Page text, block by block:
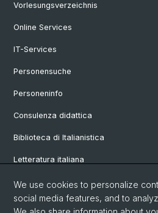
Vorlesungsverzeichnis
Online Services
IT-Services
Personensuche
Personeninfo
Consulenza didattica
Biblioteca di Italianistica
Letteratura italiana
Linguistica italiana
Vetrina
We use cookies to personalize
social media features, and to